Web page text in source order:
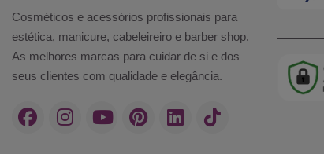
Cosméticos e acessórios profissionais para
estética, manicure, cabeleireiro e barber shop.
As melhores marcas para cuidar de si e dos
seus clientes com qualidade e elegância.